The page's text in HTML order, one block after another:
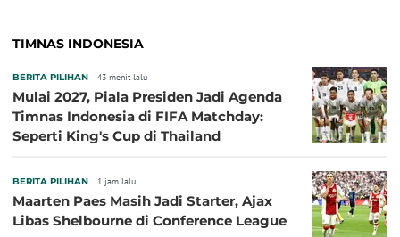
TIMNAS INDONESIA
BERITA PILIHAN 43 menit lalu
Mulai 2027, Piala Presiden Jadi Agenda
Timnas Indonesia di FIFA Matchday:
Seperti King's Cup di Thailand
BERITA PILIHAN 1 jam lalu
Maarten Paes Masih Jadi Starter, Ajax
Libas Shelbourne di Conference League